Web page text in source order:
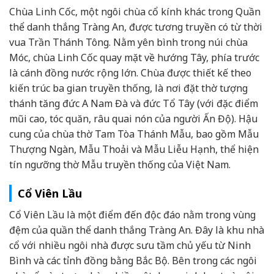
Chùa Linh Cốc, một ngôi chùa cổ kính khác trong Quần
thể danh thắng Tràng An, được tương truyền có từ thời
vua Trần Thánh Tông. Nằm yên bình trong núi chùa
Móc, chùa Linh Cốc quay mặt về hướng Tây, phía trước
là cánh đồng nước rộng lớn. Chùa được thiết kế theo
kiến trúc ba gian truyền thống, là nơi đặt thờ tượng
thánh tăng đức A Nam Đà và đức Tổ Tây (với đặc điểm
mũi cao, tóc quăn, râu quai nón của người Ấn Độ). Hậu
cung của chùa thờ Tam Tòa Thánh Mẫu, bao gồm Mẫu
Thượng Ngàn, Mẫu Thoải và Mẫu Liễu Hạnh, thể hiện
tín ngưỡng thờ Mẫu truyền thống của Việt Nam.
Cổ Viên Lầu
Cổ Viên Lầu là một điểm đến độc đáo nằm trong vùng
đệm của quần thể danh thắng Tràng An. Đây là khu nhà
cổ với nhiều ngôi nhà được sưu tầm chủ yếu từ Ninh
Bình và các tỉnh đồng bằng Bắc Bộ. Bên trong các ngôi